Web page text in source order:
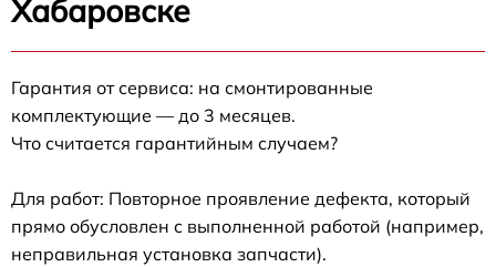
Хабаровске
Гарантия от сервиса: на смонтированные
комплектующие — до 3 месяцев.
Что считается гарантийным случаем?
Для работ: Повторное проявление дефекта, который
прямо обусловлен с выполненной работой (например,
неправильная установка запчасти).